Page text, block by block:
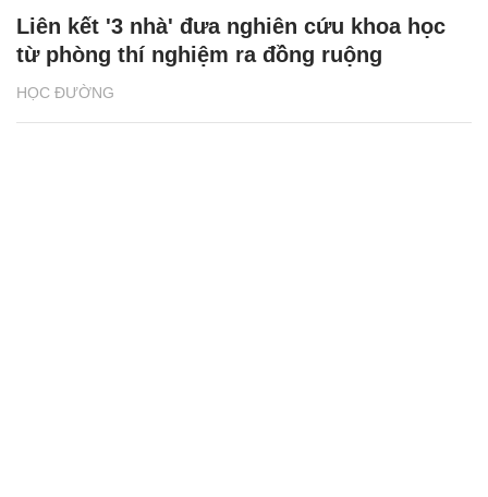
HỌC ĐƯỜNG
Liên kết '3 nhà' đưa nghiên cứu khoa học
từ phòng thí nghiệm ra đồng ruộng